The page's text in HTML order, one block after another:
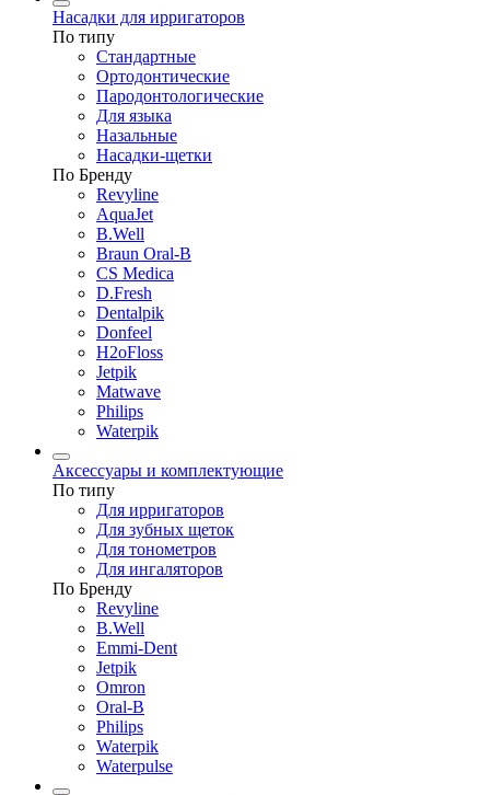
Насадки для ирригаторов
По типу
Стандартные
Ортодонтические
Пародонтологические
Для языка
Назальные
Насадки-щетки
По Бренду
Revyline
AquaJet
B.Well
Braun Oral-B
CS Medica
D.Fresh
Dentalpik
Donfeel
H2oFloss
Jetpik
Matwave
Philips
Waterpik
Аксессуары и комплектующие
По типу
Для ирригаторов
Для зубных щеток
Для тонометров
Для ингаляторов
По Бренду
Revyline
B.Well
Emmi-Dent
Jetpik
Omron
Oral-B
Philips
Waterpik
Waterpulse